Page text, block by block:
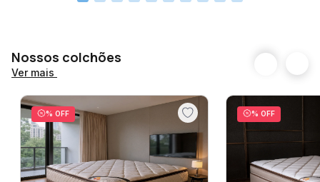
Nossos colchões
Ver mais
% OFF % OFF